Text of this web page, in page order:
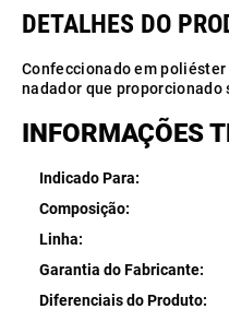
Confeccionado em
nadador que proporcionado
INFORMAÇÕES
Indicado Para
Composição
Linha
Garantia do Fabricante
Diferenciais do Produto